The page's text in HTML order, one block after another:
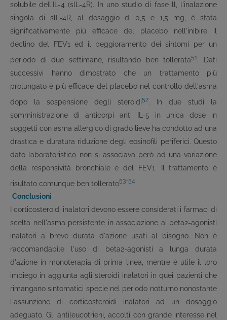
solubile deIl'IL-4 (slL-4R). In uno studio di fase ll, l'inalazione
singola di slL-4R, al dosaggio di 0,5 e 1,5 mg, è stata
significativamente più efficace del placebo nell'inibire il
declino del FEV1 ed il peggioramento dei sintomi per un
periodo di due settimane, risultando ben tollerata51. Dati
successivi hanno dimostrato che un trattamento più
prolungato è più efficace del placebo nel controllo dell'asma
dopo la sospensione degli steroidi52. In due studi la
somministrazione di anticorpi anti IL-5 in unica dose in
soggetti con asma allergico di grado lieve ha condotto ad una
drastica e duratura riduzione degli eosinofili periferici. Questo
dato laboratoristico non si associava però ad una variazione
della responsività bronchiale e del FEV1. Il trattamento è
risultato comunque ben tollerato53-54.
Conclusioni
I corticosteroidi inalatori devono essere considerati i farmaci di
scelta nell'asma persistente in associazione ai beta2-agonisti
inalatori a breve durata d'azione usati al bisogno. Non è
raccomandabile l'uso di beta2-agonisti a lunga durata
d'azione in monoterapia di prima linea, mentre è utile il loro
impiego in aggiunta agli steroidi inalatori in quei pazienti che
rimangano sintomatici specie nel periodo notturno nonostante
l'assunzione di corticosteroidi inalatori ad un dosaggio
adeguato. Gli antileucotrieni, accolti con grande interesse nel